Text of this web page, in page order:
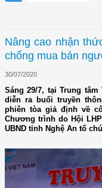
Nâng cao nhận
chống mua bán
30/07/2020
Sáng 29/7, tại Trung
diễn ra buổi truyền
phiên tòa giả định về
Chương trình do Hội
UBND tỉnh Nghệ An tổ